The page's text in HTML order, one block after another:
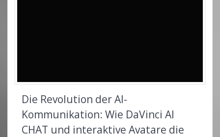
Die Revolution der AI-
Kommunikation: Wie DaVinci AI
CHAT und interaktive Avatare die